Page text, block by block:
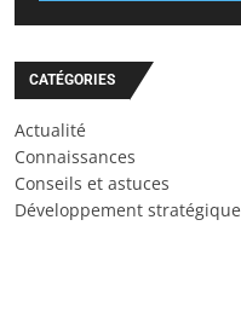
CATÉGORIES
Actualité
Connaissances
Conseils et astuces
Développement stratégique